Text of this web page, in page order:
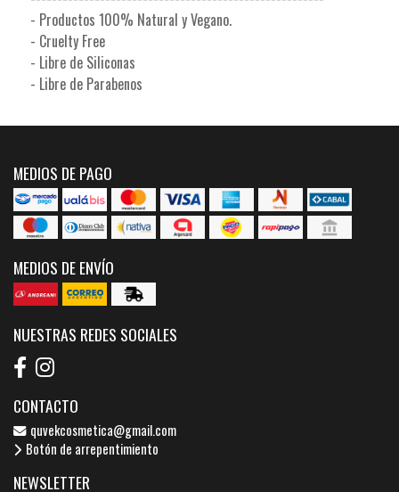
- Productos 100% Natural y Vegano.
- Cruelty Free
- Libre de Siliconas
- Libre de Parabenos
MEDIOS DE PAGO
MEDIOS DE ENVÍO
NUESTRAS REDES SOCIALES
CONTACTO
quvekcosmetica@gmail.com
Botón de arrepentimiento
NEWSLETTER